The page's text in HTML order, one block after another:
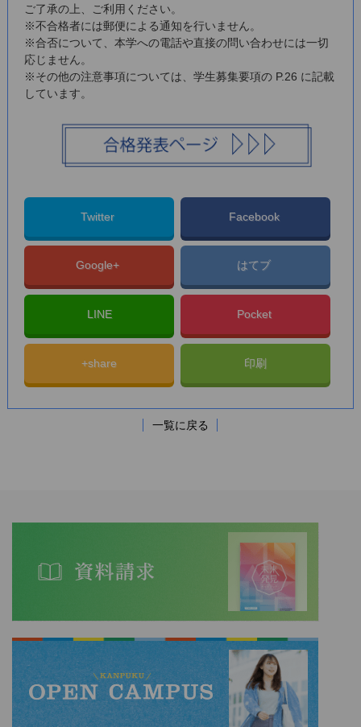
ご了承の上、ご利用ください。
※不合格者には郵便による通知を行いません。
※合否について、本学への電話や直接の問い合わせには一切
応じません。
※その他の注意事項については、学生募集要項の P.26 に記載
しています。
Twitter Facebook
Google+ はてブ
LINE Pocket
+share 印刷
一覧に戻る